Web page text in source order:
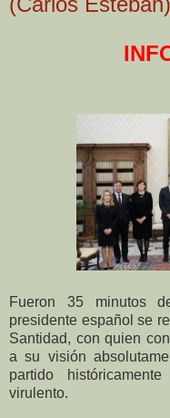
Fueron 35 minutos
presidente español se
Santidad, con quien
a su visión
partido
virulento.